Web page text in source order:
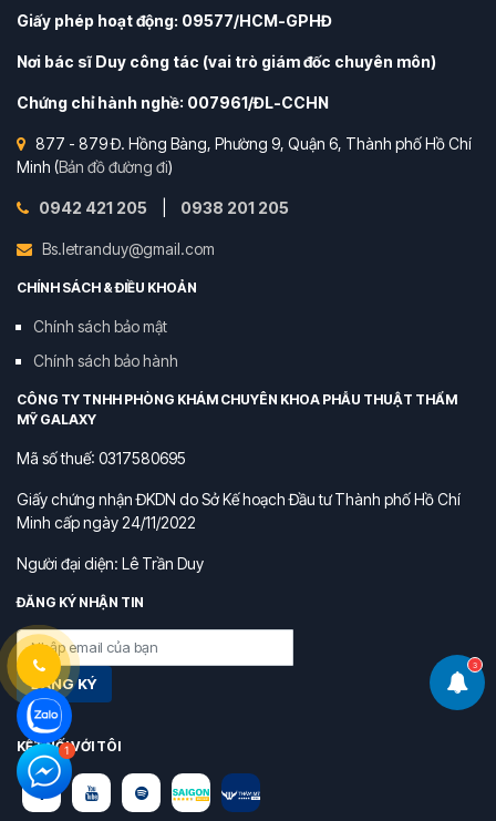
3
Giấy phép hoạt động: 09577/HCM-GPHĐ
Nơi bác sĩ Duy công tác (vai trò giám đốc chuyên môn)
Chứng chỉ hành nghề: 007961/ĐL-CCHN
877 - 879 Đ. Hồng Bàng, Phường 9, Quận 6, Thành phố Hồ Chí
Minh (Bản đồ đường đi)
0942 421 205 0938 201 205
Bs.letranduy@gmail.com
CHÍNH SÁCH & ĐIỀU KHOẢN
Chính sách bảo mật
Chính sách bảo hành
CÔNG TY TNHH PHÒNG KHÁM CHUYÊN KHOA PHẪU THUẬT THẨM
MỸ GALAXY
Mã số thuế: 0317580695
Giấy chứng nhận ĐKDN do Sở Kế hoạch Đầu tư Thành phố Hồ Chí
Minh cấp ngày 24/11/2022
Người đại diện: Lê Trần Duy
ĐĂNG KÝ NHẬN TIN
ĐĂNG KÝ
KẾT NỐI VỚI TÔI